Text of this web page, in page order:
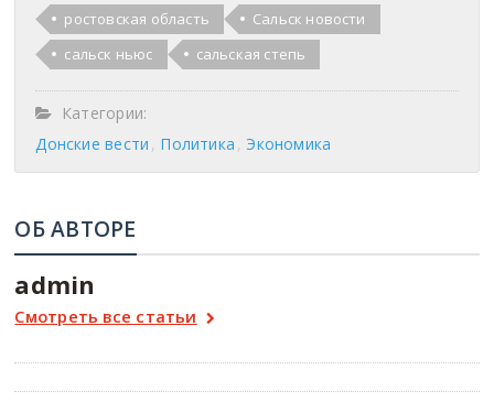
ростовская область
Сальск новости
сальск ньюс
сальская степь
Категории:
Донские вести
Политика Экономика
ОБ АВТОРЕ
admin
Смотреть все статьи